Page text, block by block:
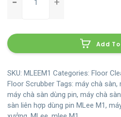
HỢP
DÙNG
MLEE
M1
quantity
Add
SKU: MLEEM1 Categories: Floor
Floor Scrubber Tags: máy chà sàn,
máy chà sàn dùng pin, máy chà
sàn liên hợp dùng pin MLee M1,